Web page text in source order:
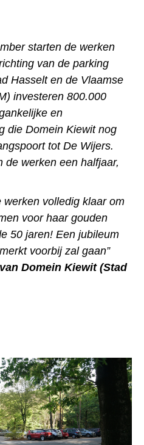
starten de werken
van de parking
Hasselt en de Vlaamse
investeren 800.000
en
die Domein Kiewit nog
tot De Wijers.
de werken een halfjaar,
werken volledig klaar om
voor haar gouden
50 jaren! Een jubileum
voorbij zal gaan”
Domein Kiewit (Stad